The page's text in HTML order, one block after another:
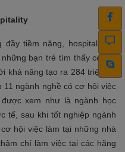
tiềm năng, hospitality là
bạn trẻ tìm thấy cơ hội
khả năng tạo ra 284 triệu cơ
ngành nghề có cơ hội việc
xem như là ngành học
tế, sau khi tốt nghiệp ngành
hội việc làm tại những nhà
chí làm việc tại các hãng